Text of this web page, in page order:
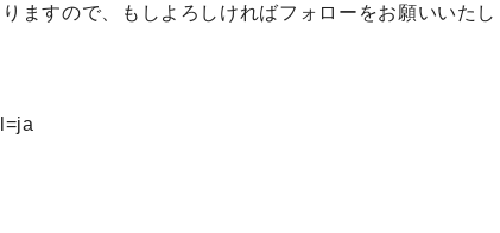
ますので、もしよろしければフォローをお願いいた